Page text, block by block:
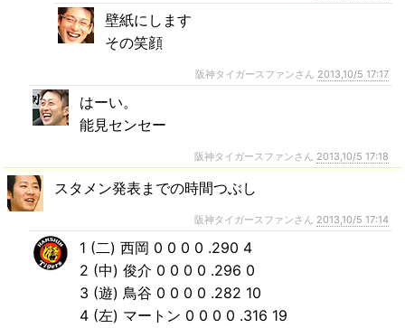
壁紙にします
その笑顔
阪神タイガースファンさん 2013,10/5 17:17
はーい。
能見センセー
阪神タイガースファンさん 2013,10/5 17:18
スタメン発表までの時間つぶし
阪神タイガースファンさん 2013,10/5 17:14
1 (二) 西岡 0 0 0 0 .290 4
2 (中) 俊介 0 0 0 0 .296 0
3 (遊) 鳥谷 0 0 0 0 .282 10
4 (左) マートン 0 0 0 0 .316 19